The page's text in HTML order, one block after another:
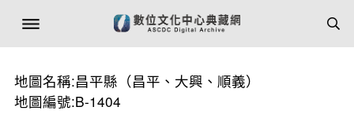
地圖名稱:昌平縣（昌平、大興、順義）
地圖編號:B-1404